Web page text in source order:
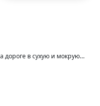
дороге в сухую и мокрую